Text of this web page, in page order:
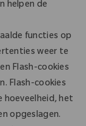
helpen de
functies op
weer te
Flash-cookies
Flash-cookies
hoeveelheid, het
opgeslagen.